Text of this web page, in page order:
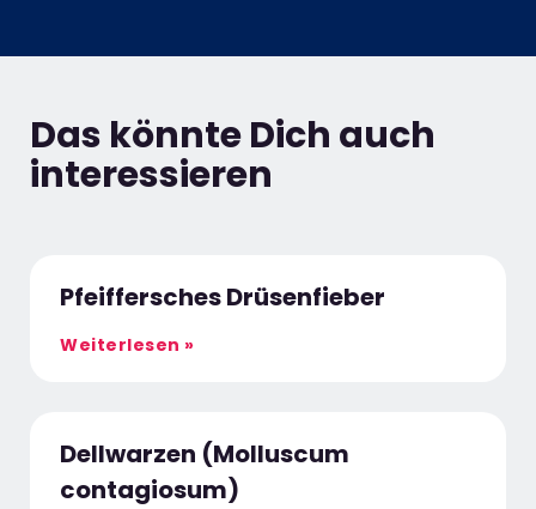
Das könnte Dich auch
interessieren
Pfeiffersches Drüsenfieber
Weiterlesen »
Dellwarzen (Molluscum
contagiosum)